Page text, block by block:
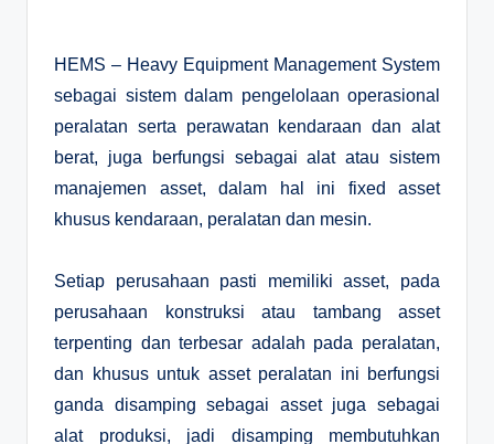
HEMS – Heavy Equipment Management System
sebagai sistem dalam pengelolaan operasional
peralatan serta perawatan kendaraan dan alat
berat, juga berfungsi sebagai alat atau sistem
manajemen asset, dalam hal ini fixed asset
khusus kendaraan, peralatan dan mesin.
Setiap perusahaan pasti memiliki asset, pada
perusahaan konstruksi atau tambang asset
terpenting dan terbesar adalah pada peralatan,
dan khusus untuk asset peralatan ini berfungsi
ganda disamping sebagai asset juga sebagai
alat produksi, jadi disamping membutuhkan